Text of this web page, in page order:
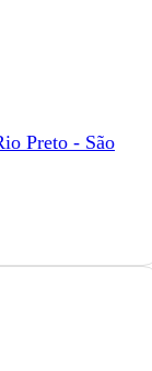
Preto - São